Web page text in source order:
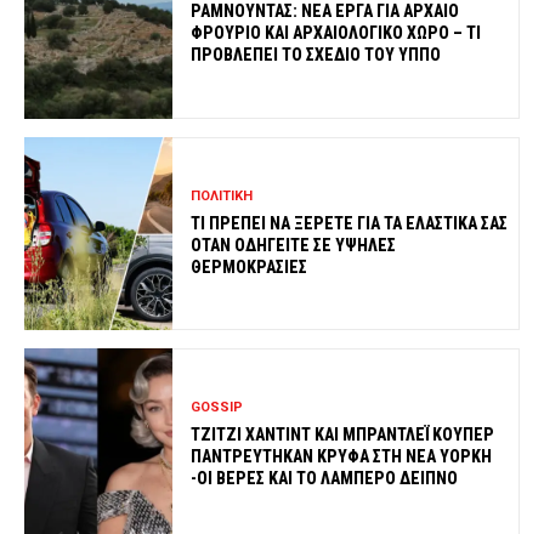
ΡΑΜΝΟΥΝΤΑΣ: ΝΕΑ ΕΡΓΑ ΓΙΑ ΑΡΧΑΙΟ
ΦΡΟΥΡΙΟ ΚΑΙ ΑΡΧΑΙΟΛΟΓΙΚΟ ΧΩΡΟ – ΤΙ
ΠΡΟΒΛΕΠΕΙ ΤΟ ΣΧΕΔΙΟ ΤΟΥ ΥΠΠΟ
ΠΟΛΙΤΙΚΗ
ΤΙ ΠΡΕΠΕΙ ΝΑ ΞΕΡΕΤΕ ΓΙΑ ΤΑ ΕΛΑΣΤΙΚΑ ΣΑΣ
ΟΤΑΝ ΟΔΗΓΕΙΤΕ ΣΕ ΥΨΗΛΕΣ
ΘΕΡΜΟΚΡΑΣΙΕΣ
GOSSIP
ΤΖΙΤΖΙ ΧΑΝΤΙΝΤ ΚΑΙ ΜΠΡΑΝΤΛΕΪ ΚΟΥΠΕΡ
ΠΑΝΤΡΕΥΤΗΚΑΝ ΚΡΥΦΑ ΣΤΗ ΝΕΑ ΥΟΡΚΗ
-ΟΙ ΒΕΡΕΣ ΚΑΙ ΤΟ ΛΑΜΠΕΡΟ ΔΕΙΠΝΟ